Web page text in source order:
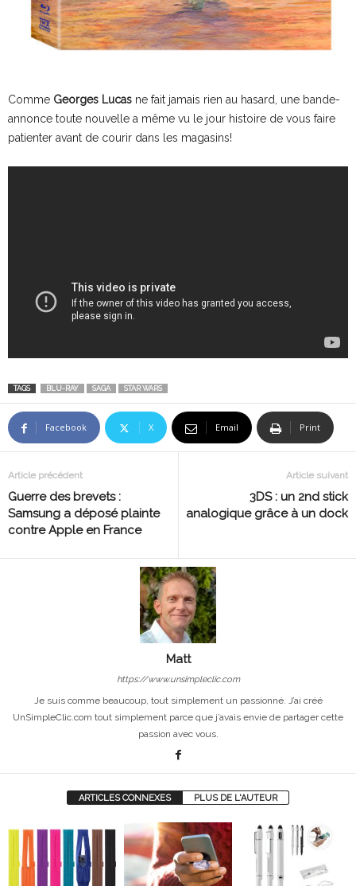
Comme Georges Lucas ne fait jamais rien au hasard, une bande-
annonce toute nouvelle a même vu le jour histoire de vous faire
patienter avant de courir dans les magasins!
TAGS BLU-RAY SAGA STAR WARS
Facebook X Email Print
Article précédent
Guerre des brevets :
Samsung a déposé plainte
contre Apple en France
Article suivant
3DS : un 2nd stick
analogique grâce à un dock
Matt
https://www.unsimpleclic.com
Je suis comme beaucoup, tout simplement un passionné. J’ai créé
UnSimpleClic.com tout simplement parce que j’avais envie de partager cette
passion avec vous.
ARTICLES CONNEXES PLUS DE L'AUTEUR